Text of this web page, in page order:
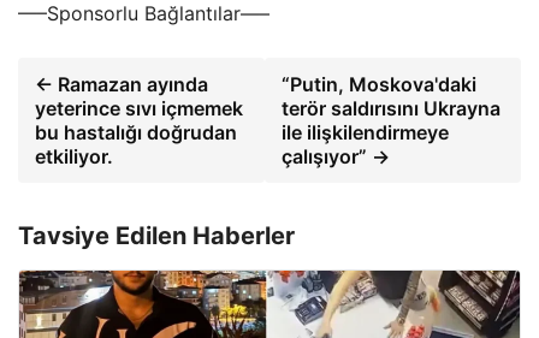
—–Sponsorlu Bağlantılar—–
← Ramazan ayında
yeterince sıvı içmemek
bu hastalığı doğrudan
etkiliyor.
“Putin, Moskova'daki
terör saldırısını Ukrayna
ile ilişkilendirmeye
çalışıyor” →
Tavsiye Edilen Haberler